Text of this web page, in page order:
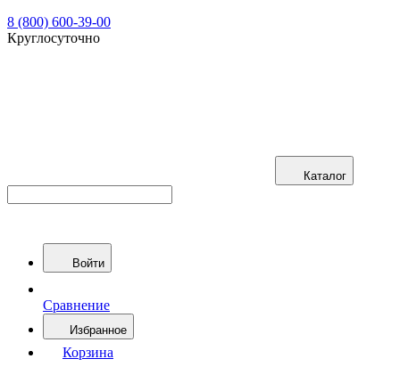
8 (800) 600-39-00
Круглосуточно
Каталог
Войти
Сравнение
Избранное
Корзина